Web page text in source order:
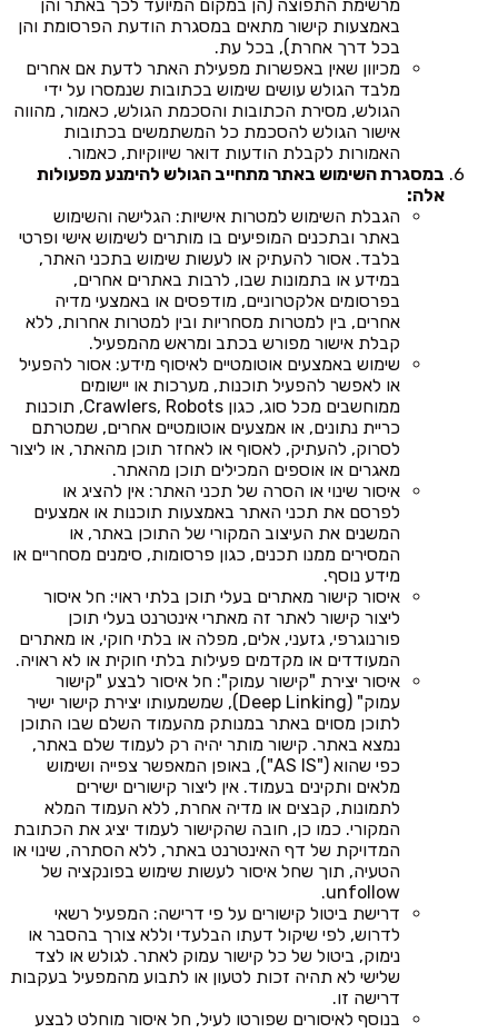
מרשימת התפוצה (הן במקום המיועד לכך באתר והן
באמצעות קישור מתאים במסגרת הודעת הפרסומת והן
בכל דרך אחרת), בכל עת.
מכיוון שאין באפשרות מפעילת האתר לדעת אם אחרים
מלבד הגולש עושים שימוש בכתובות שנמסרו על ידי
הגולש, מסירת הכתובות והסכמת הגולש, כאמור, מהווה
אישור הגולש להסכמת כל המשתמשים בכתובות
האמורות לקבלת הודעות דואר שיווקיות, כאמור.
במסגרת השימוש באתר מתחייב הגולש להימנע מפעולות
אלה:
הגבלת השימוש למטרות אישיות: הגלישה והשימוש
באתר ובתכנים המופיעים בו מותרים לשימוש אישי ופרטי
בלבד. אסור להעתיק או לעשות שימוש בתכני האתר,
במידע או בתמונות שבו, לרבות באתרים אחרים,
בפרסומים אלקטרוניים, מודפסים או באמצעי מדיה
אחרים, בין למטרות מסחריות ובין למטרות אחרות, ללא
קבלת אישור מפורש בכתב ומראש מהמפעיל.
שימוש באמצעים אוטומטיים לאיסוף מידע: אסור להפעיל
או לאפשר להפעיל תוכנות, מערכות או יישומים
ממוחשבים מכל סוג, כגון Crawlers, Robots, תוכנות
כריית נתונים, או אמצעים אוטומטיים אחרים, שמטרתם
לסרוק, להעתיק, לאסוף או לאחזר תוכן מהאתר, או ליצור
מאגרים או אוספים המכילים תוכן מהאתר.
איסור שינוי או הסרה של תכני האתר: אין להציג או
לפרסם את תכני האתר באמצעות תוכנות או אמצעים
המשנים את העיצוב המקורי של התוכן באתר, או
המסירים ממנו תכנים, כגון פרסומות, סימנים מסחריים או
מידע נוסף.
איסור קישור מאתרים בעלי תוכן בלתי ראוי: חל איסור
ליצור קישור לאתר זה מאתרי אינטרנט בעלי תוכן
פורנוגרפי, גזעני, אלים, מפלה או בלתי חוקי, או מאתרים
המעודדים או מקדמים פעילות בלתי חוקית או לא ראויה.
איסור יצירת "קישור עמוק": חל איסור לבצע "קישור
עמוק" (Deep Linking), שמשמעותו יצירת קישור ישיר
לתוכן מסוים באתר במנותק מהעמוד השלם שבו התוכן
נמצא באתר. קישור מותר יהיה רק לעמוד שלם באתר,
כפי שהוא ("AS IS"), באופן המאפשר צפייה ושימוש
מלאים ותקינים בעמוד. אין ליצור קישורים ישירים
לתמונות, קבצים או מדיה אחרת, ללא העמוד המלא
המקורי. כמו כן, חובה שהקישור לעמוד יציג את הכתובת
המדויקת של דף האינטרנט באתר, ללא הסתרה, שינוי או
הטעיה, תוך שחל איסור לעשות שימוש בפונקציה של
unfollow.
דרישת ביטול קישורים על פי דרישה: המפעיל רשאי
לדרוש, לפי שיקול דעתו הבלעדי וללא צורך בהסבר או
נימוק, ביטול של כל קישור עמוק לאתר. לגולש או לצד
שלישי לא תהיה זכות לטעון או לתבוע מהמפעיל בעקבות
דרישה זו.
בנוסף לאיסורים שפורטו לעיל, חל איסור מוחלט לבצע